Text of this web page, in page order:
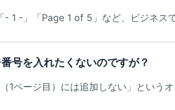
1 -」「Page 1 of 5」など、ビジネス
号を入れたくないのですが？
1ページ目）には追加しない」という